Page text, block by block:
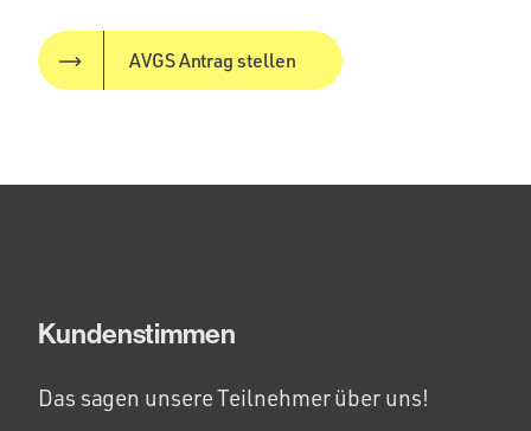
AVGS Antrag stellen
Kundenstimmen
Das sagen unsere Teilnehmer über uns!